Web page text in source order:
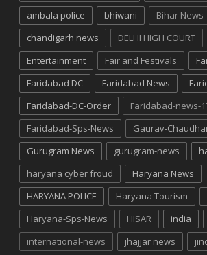
ambala police
bhiwani
Bihar News
chandigarh news
DELHI HIGH COURT
Entertainment
Fair and Festivals
Faridabad DC
Faridabad News
Faridabad-DC-Order
Faridabad-news-
Faridabad-Sps-News
Gaurav-
Gurugram News
gurugram-news
haryana cyber froud
Haryana News
HARYANA POLICE
Haryana Tourism
Haryana-Sps-News
HISAR india
international-news
jhajjar news